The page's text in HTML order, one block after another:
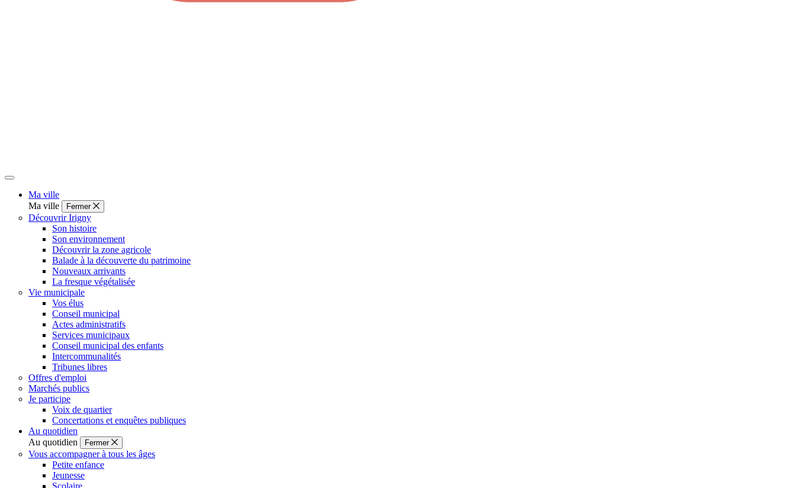
Ma ville
Ma ville
Fermer
Découvrir Irigny
Son histoire
Son environnement
Découvrir la zone agricole
Balade à la découverte du patrimoine
Nouveaux arrivants
La fresque végétalisée
Vie municipale
Vos élus
Conseil municipal
Actes administratifs
Services municipaux
Conseil municipal des enfants
Intercommunalités
Tribunes libres
Offres d'emploi
Marchés publics
Je participe
Voix de quartier
Concertations et enquêtes publiques
Au quotidien
Au quotidien
Fermer
Vous accompagner à tous les âges
Petite enfance
Jeunesse
Scolaire